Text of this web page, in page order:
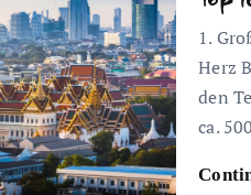
1.
Herz
den
ca.